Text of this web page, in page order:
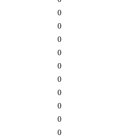
0
0
0
0
0
0
0
0
0
0